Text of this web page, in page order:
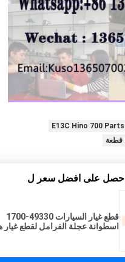
E13C Hino 700 Parts
احصل على افضل سعر ل
قطع غيار السيارات 49330-1700
اسطوانة عجلة الفرامل لقطع غيار